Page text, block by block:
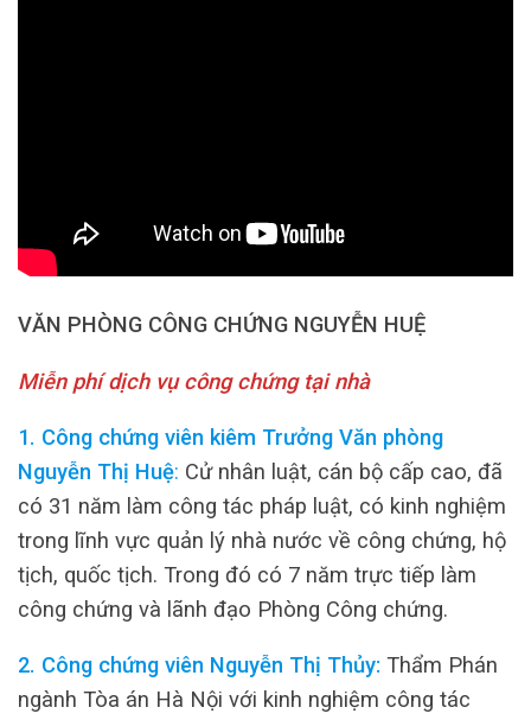
VĂN PHÒNG CÔNG CHỨNG NGUYỄN HUỆ
Miễn phí dịch vụ công chứng tại nhà
1. Công chứng viên kiêm Trưởng Văn phòng
Nguyễn Thị Huệ: Cử nhân luật, cán bộ cấp cao, đã
có 31 năm làm công tác pháp luật, có kinh nghiệm
trong lĩnh vực quản lý nhà nước về công chứng, hộ
tịch, quốc tịch. Trong đó có 7 năm trực tiếp làm
công chứng và lãnh đạo Phòng Công chứng.
2. Công chứng viên Nguyễn Thị Thủy: Thẩm Phán
ngành Tòa án Hà Nội với kinh nghiệm công tác